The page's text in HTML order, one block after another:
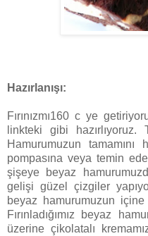
Hazırlanışı:
Fırınızmı160 c ye
linkteki gibi hazırlıyoruz.
Hamurumuzun
pompasına veya temin
şişeye beyaz
gelişi güzel çizgiler
beyaz hamurumuzun
Fırınladığımız beyaz
üzerine çikolatalı